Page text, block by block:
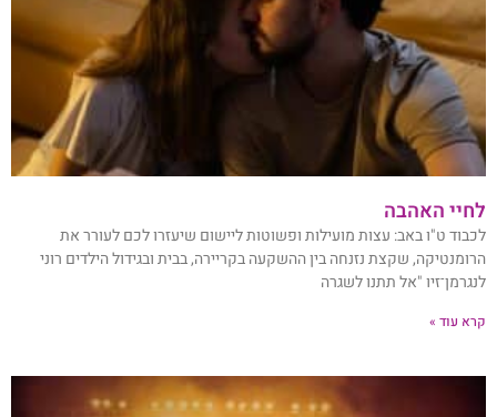
לחיי האהבה
לכבוד ט"ו באב: עצות מועילות ופשוטות ליישום שיעזרו לכם לעורר את
הרומנטיקה, שקצת נזנחה בין ההשקעה בקריירה, בבית ובגידול הילדים רוני
לנגרמן־זיו "אל תתנו לשגרה
קרא עוד »